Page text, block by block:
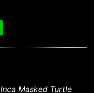
Inca Masked Turtle